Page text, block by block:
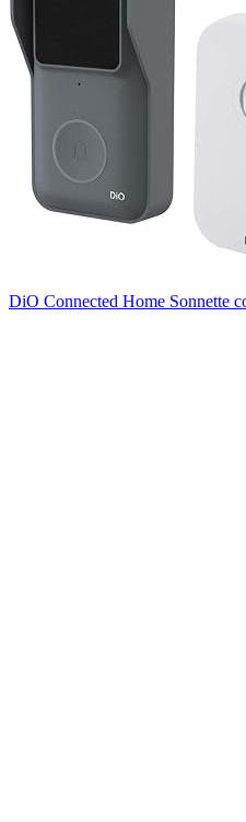
DiO Connected Home Sonnette